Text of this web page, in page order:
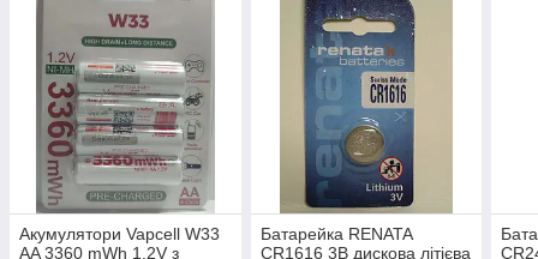
Акумулятори Vapcell W33
AA 3360 mWh 1.2V з
Батарейка RENATA
CR1616 3В дискова літієва